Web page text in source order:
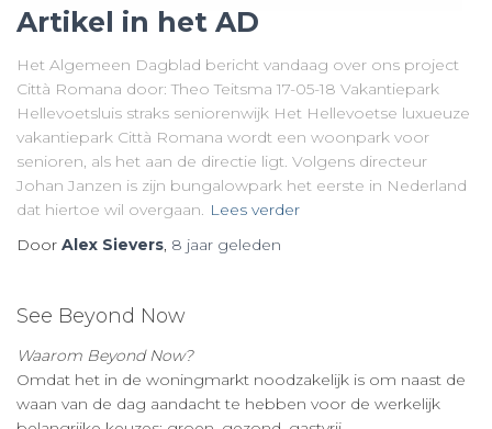
Artikel in het AD
Het Algemeen Dagblad bericht vandaag over ons project
Città Romana door: Theo Teitsma 17-05-18 Vakantiepark
Hellevoetsluis straks seniorenwijk Het Hellevoetse luxueuze
vakantiepark Città Romana wordt een woonpark voor
senioren, als het aan de directie ligt. Volgens directeur
Johan Janzen is zijn bungalowpark het eerste in Nederland
dat hiertoe wil overgaan. Lees verder
Door Alex Sievers, 8 jaar geleden
See Beyond Now
Waarom Beyond Now?
Omdat het in de woningmarkt noodzakelijk is om naast de
waan van de dag aandacht te hebben voor de werkelijk